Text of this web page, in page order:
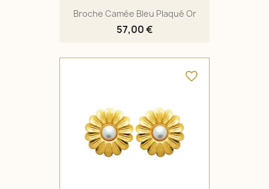
Broche Camée Bleu Plaqué Or
57,00 €
favorite_border